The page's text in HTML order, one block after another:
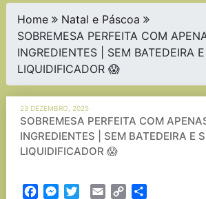
Home
Natal e Páscoa
SOBREMESA PERFEITA COM
INGREDIENTES | SEM BATEDEIRA
LIQUIDIFICADOR 😱
23 DEZEMBRO, 2025
SOBREMESA PERFEITA COM
INGREDIENTES | SEM BATEDEIRA E
LIQUIDIFICADOR 😱
FacebookMessenger
TwitterEmail Copy